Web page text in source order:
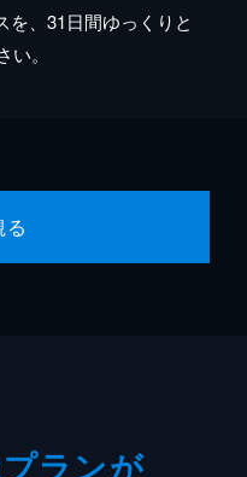
を、31日間ゆっくりと
。
る
ランが